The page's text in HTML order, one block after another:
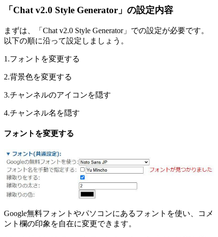
「Chat v2.0 Style Generator」の設定内容
まずは、「Chat v2.0 Style Generator」での設定が必要です。
以下の順に沿って設定しましょう。
1.フォントを変更する
2.背景色を変更する
3.チャンネルのアイコンを隠す
4.チャンネル名を隠す
フォントを変更する
Google無料フォントやパソコンにあるフォントを使い、コメ
ント欄の印象を自在に変更できます。